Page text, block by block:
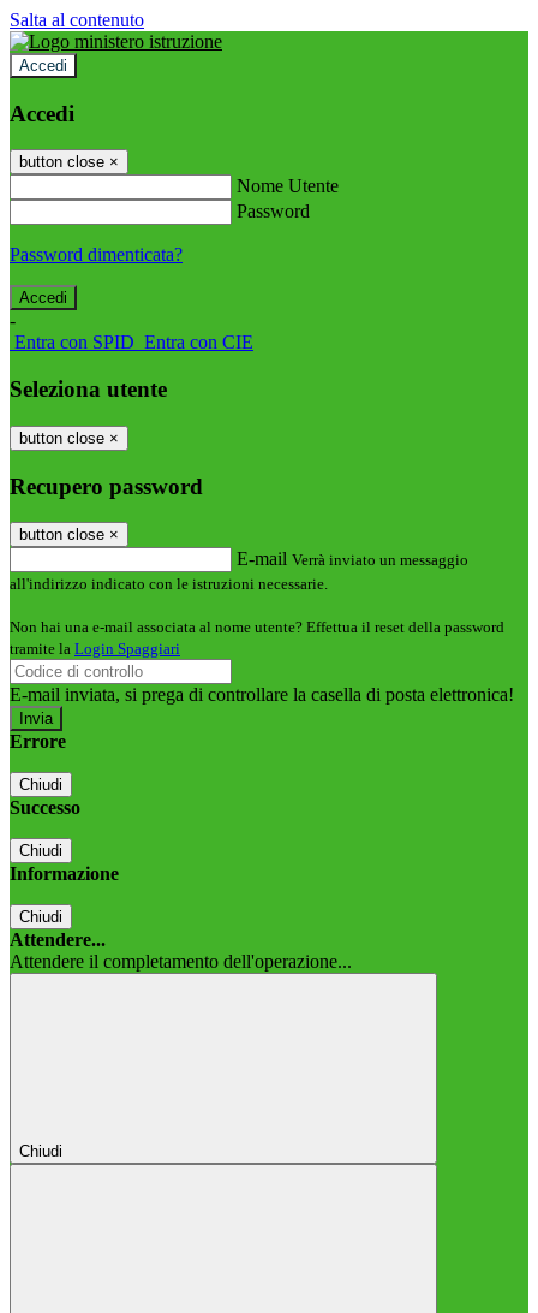
Salta al contenuto
Accedi
Accedi
button close ×
Nome Utente
Password
Password dimenticata?
-
Entra con SPID Entra con CIE
Seleziona utente
button close ×
Recupero password
button close ×
E-mail Verrà inviato un messaggio
all'indirizzo indicato con le istruzioni necessarie.
Non hai una e-mail associata al nome utente? Effettua il reset della password
tramite la Login Spaggiari
E-mail inviata, si prega di controllare la casella di posta elettronica!
Errore
Chiudi
Successo
Chiudi
Informazione
Chiudi
Attendere...
Attendere il completamento dell'operazione...
Chiudi